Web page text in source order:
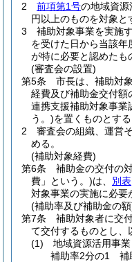
2
前項第1号の地域資
円以上のものを対象と
3
補助対象事業を実施
を受けた日から当該年
が特に必要と認めたも
(審査会の設置)
第5条
市長は、補助対
経費及び補助金交付額
連携支援補助対象事業
う。)を置くものとする
2
審査会の組織、運営
める。
(補助対象経費)
第6条
補助金の交付の
費」という。)は、 別表
対象事業の実施に必要
(補助率及び補助金の
第7条
補助対象者に交
て交付するものとし、
(1)
地域資源活用事業
補助率2分の1 補